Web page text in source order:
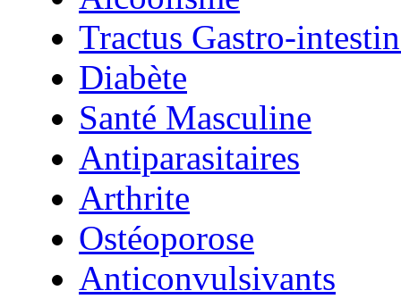
Tractus Gastro-
Diabète
Santé Masculine
Antiparasitaires
Arthrite
Ostéoporose
Anticonvulsivants